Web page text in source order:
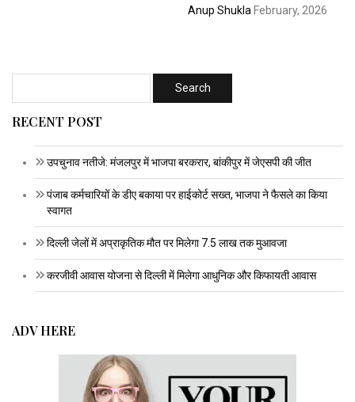
Anup Shukla February, 2026
RECENT POST
उपचुनाव नतीजे: मंजलपुर में भाजपा बरकरार, बांकीपुर में जेएसपी की जीत
पंजाब कर्मचारियों के डीए बकाया पर हाईकोर्ट सख्त, भाजपा ने फैसले का किया
स्वागत
दिल्ली जेलों में अप्राकृतिक मौत पर मिलेगा 7.5 लाख तक मुआवजा
करजीवी आवास योजना से दिल्ली में मिलेगा आधुनिक और किफायती आवास
ADV HERE